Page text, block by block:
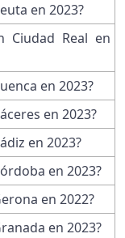
en 2023?
Ciudad Real en
en 2023?
en 2023?
en 2023?
en 2023?
en 2022?
en 2023?